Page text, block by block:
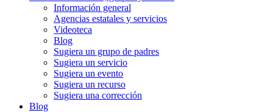
Información general
Agencias estatales y servicios
Videoteca
Blog
Sugiera un grupo de padres
Sugiera un servicio
Sugiera un evento
Sugiera un recurso
Sugiera una corrección
Blog